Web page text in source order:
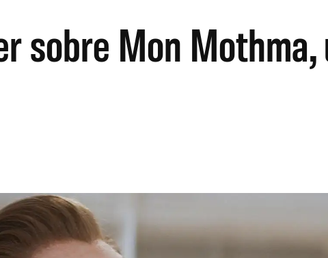
sobre Mon Mothma,